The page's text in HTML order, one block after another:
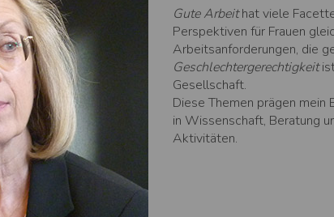
Gute Arbeithat viele
Perspektiven für Frauen
Arbeitsanforderungen, die
Geschlechtergerechtigkeit
Gesellschaft.
Diese Themen prägen
in Wissenschaft, Beratung
Aktivitäten.